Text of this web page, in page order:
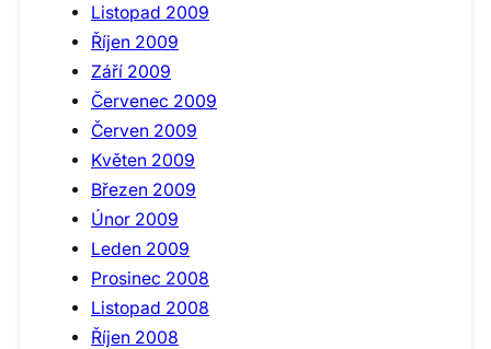
Listopad 2009
Říjen 2009
Září 2009
Červenec 2009
Červen 2009
Květen 2009
Březen 2009
Únor 2009
Leden 2009
Prosinec 2008
Listopad 2008
Říjen 2008